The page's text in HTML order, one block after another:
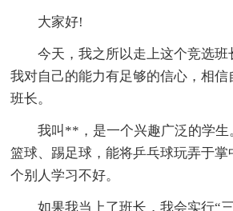
大家好!
今天，我之所以走上这个竞选班
我对自己的能力有足够的信心，相信
班长。
我叫**，是一个兴趣广泛的学生
篮球、踢足球，能将乒乓球玩弄于
个别人学习不好。
如果我当上了班长，我会实行“